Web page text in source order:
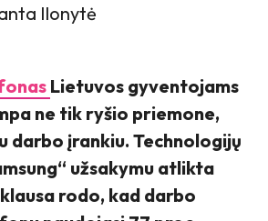
Ilonytė
Lietuvos gyventojams
ne tik ryšio priemone,
darbo įrankiu. Technologijų
užsakymu atlikta
rodo, kad darbo